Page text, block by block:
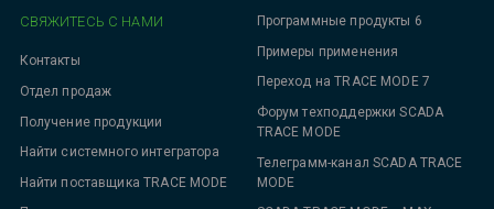
Программные продукты 6
Примеры применения
Переход на TRACE MODE 7
Форум техподдержки SCADA
TRACE MODE
Телеграмм-канал SCADA TRACE
MODE
СВЯЖИТЕСЬ С НАМИ
Контакты
Отдел продаж
Получение продукции
Найти системного интегратора
Найти поставщика TRACE MODE